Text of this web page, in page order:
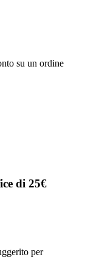
su un ordine
di 25€
per